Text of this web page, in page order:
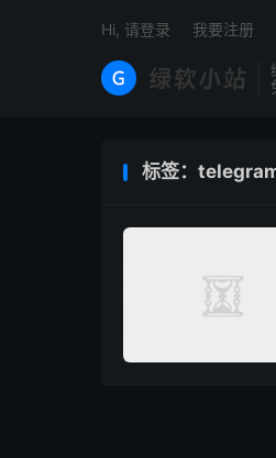
Hi, 请登录 我要注册
标签：